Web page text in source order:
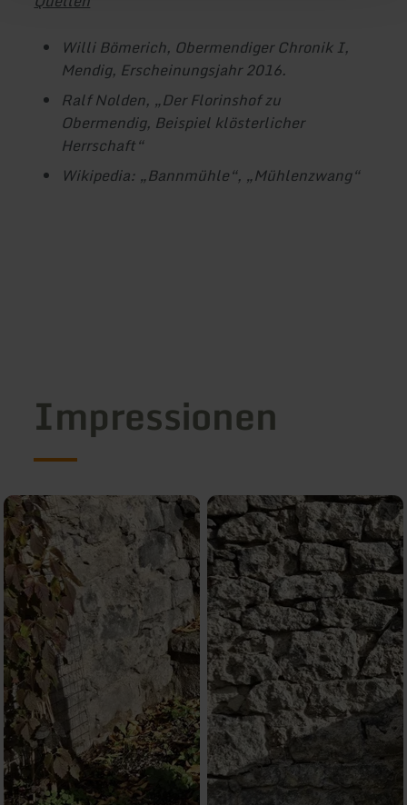
Willi Bömerich, Obermendiger Chronik I,
Mendig, Erscheinungsjahr 2016.
Ralf Nolden, „Der Florinshof zu
Obermendig, Beispiel klösterlicher
Herrschaft“
Wikipedia: „Bannmühle“, „Mühlenzwang“
Impressionen